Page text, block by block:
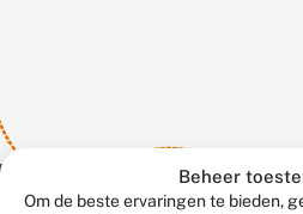
Beheer
Om de beste ervaringen te bieden,